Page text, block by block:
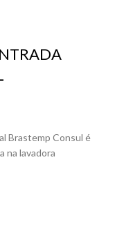
Brastemp Consul é
na lavadora